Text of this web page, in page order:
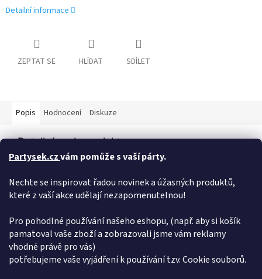
Partysek.czvám pomůže s vaší párty.
Nechte se inspirovat řadou novinek a úžasných produktů,
které z vaší akce udělají nezapomenutelnou!
Pro pohodlné používání našeho eshopu, (např. aby si košík
pamatoval vaše zboží a zobrazovali jsme vám reklamy
vhodné právě pro vás)
potřebujeme vaše vyjádření k používání tzv. Cookie souborů.
Detailní informace
ZEPTAT SE HLÍDAT SDÍLET
Popis Hodnocení Diskuze
Detailní popis produktu
Balónky Birthday No.10 o průměru 30cm. Výbraný balónek Vám
naší široké nabídky jednorázových nádob plněných heliem.
Máme pro Vás helium do balónků helium do balónků < pro vlastní
lze nafouknout také vzduchem pomocí kompresoru, pumpičkou.
Doplňkové parametry
Kategorie: 10